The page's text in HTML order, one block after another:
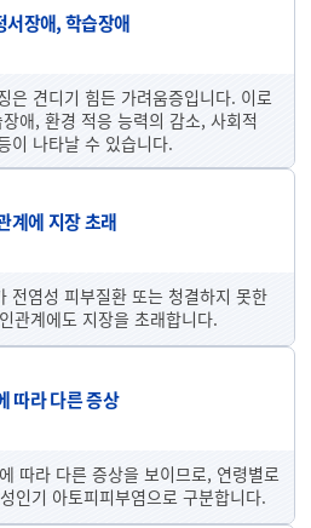
서장애, 학습장애
은 견디기 힘든 가려움증입니다. 이로
애, 환경 적응 능력의 감소, 사회적
이 나타날 수 있습니다.
계에 지장 초래
전염성 피부질환 또는 청결하지 못한
관계에도 지장을 초래합니다.
따라 다른 증상
따라 다른 증상을 보이므로, 연령별로
인기 아토피피부염으로 구분합니다.